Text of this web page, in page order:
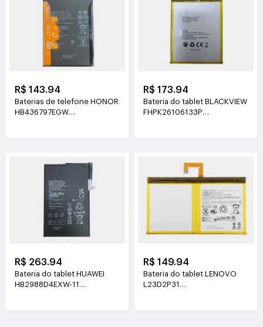
R$ 143.94
Baterias de telefone HONOR
HB436797EGW
R$ 173.94
Bateria do tablet BLACKVIEW
FHPK26106133P
R$ 263.94
Bateria do tablet HUAWEI
HB2988D4EXW-11
R$ 149.94
Bateria do tablet LENOVO
L23D2P31